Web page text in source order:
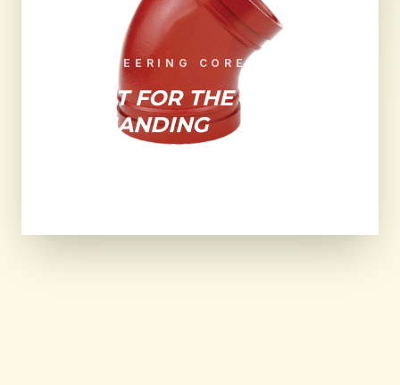
ENGINEERING CORE
BUILT FOR THE MOST
DEMANDING
INDUSTRIAL